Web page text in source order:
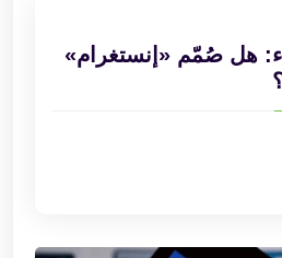
هل صُمّم «إنستغرام»